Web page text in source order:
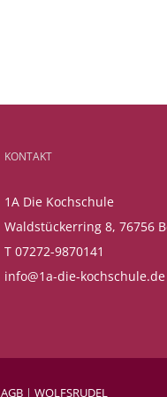
KONTAKT
1A Die Kochschule
Waldstückerring 8, 76756
T 07272-9870141
info@1a-die-kochschule.de
AGB | WOLFSRUDEL